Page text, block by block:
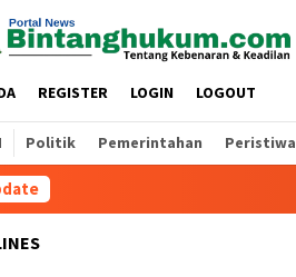
REGISTER LOGIN LOGOUT
Politik Pemerintahan Peristiwa